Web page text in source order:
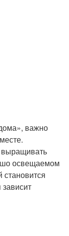
важно
выращивать
освещаемом
становится